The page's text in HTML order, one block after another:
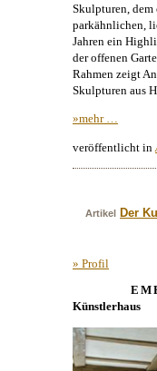
Skulpturen,
parkähnlichen,
Jahren ein
der offenen
Rahmen zeigt
Skulpturen aus
»mehr …
veröffentlicht in
Artikel Der
» Profil
Künstlerhaus